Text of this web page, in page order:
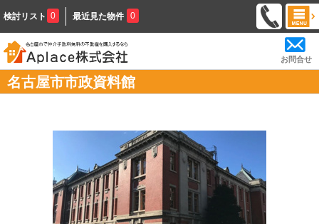
検討リスト 0 最近見た物件 0
お問合せ
名古屋市市政資料館